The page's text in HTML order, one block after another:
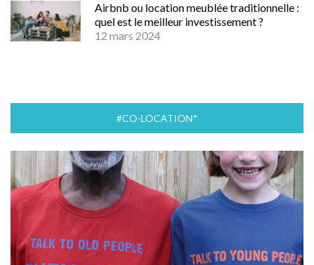
Airbnb ou location meublée traditionnelle :
quel est le meilleur investissement ?
12 mars 2024
#CO-LOCATION*